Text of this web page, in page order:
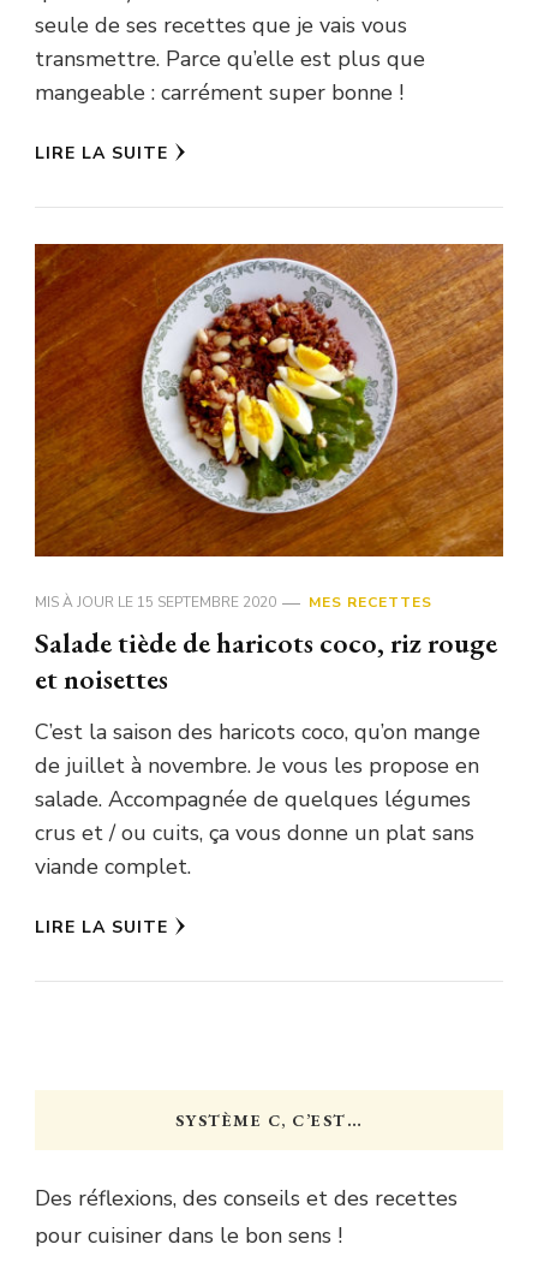
seule de ses recettes que je vais vous
transmettre. Parce qu’elle est plus que
mangeable : carrément super bonne !
LIRE LA SUITE
MIS À JOUR LE 15 SEPTEMBRE 2020 MES RECETTES
Salade tiède de haricots coco, riz rouge
et noisettes
C’est la saison des haricots coco, qu’on mange
de juillet à novembre. Je vous les propose en
salade. Accompagnée de quelques légumes
crus et / ou cuits, ça vous donne un plat sans
viande complet.
LIRE LA SUITE
SYSTÈME C, C’EST…
Des réflexions, des conseils et des recettes
pour cuisiner dans le bon sens !